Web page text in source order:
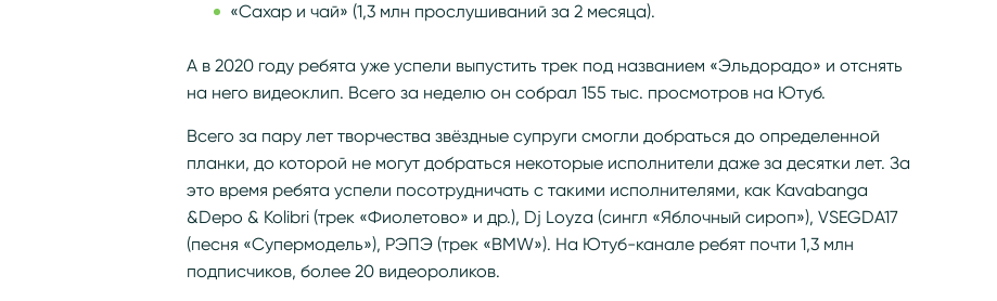
«Сахар и чай» (1,3 млн прослушиваний за 2 месяца).
А в 2020 году ребята уже успели выпустить трек под названием «Эльдорадо» и отснять
на него видеоклип. Всего за неделю он собрал 155 тыс. просмотров на Ютуб.
Всего за пару лет творчества звёздные супруги смогли добраться до определенной
планки, до которой не могут добраться некоторые исполнители даже за десятки лет. За
это время ребята успели посотрудничать с такими исполнителями, как Kavabanga
&Depo & Kolibri (трек «Фиолетово» и др.), Dj Loyza (сингл «Яблочный сироп»), VSEGDA17
(песня «Супермодель»), РЭПЭ (трек «BMW»). На Ютуб-канале ребят почти 1,3 млн
подписчиков, более 20 видеороликов.